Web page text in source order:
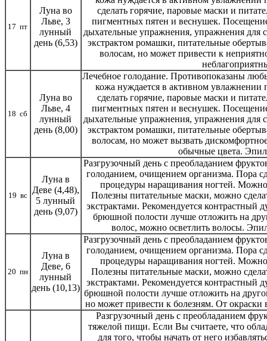
17 пт
Луна во
Льве, 3
лунный
день (6,53)
сделать горячие, паровые маски и
пигментных пятен и веснушек.
дыхательные упражнения, упражнения
экстрактом ромашки, питательные
волосам, но может привести к
18 сб
Луна во
Льве, 4
лунный
день (8,00)
Лечебное голодание. Противопоказаны
кожа нуждается в активном
сделать горячие, паровые маски и
пигментных пятен и веснушек.
дыхательные упражнения, упражнения
экстрактом ромашки, питательные
волосам, но может вызвать
обычные цвета.
19 вс
Луна в
Деве (4,48),
5 лунный
день (9,07)
Разгрузочный день с преобладанием
голоданием, очищением организма. Пора
процедуры наращивания ногтей.
Полезны питательные маски, можно
экстрактами. Рекомендуется
брюшной полости лучше отложить на
волос, можно осветлить волосы.
20 пн
Луна в
Деве, 6
лунный
день (10,13)
Разгрузочный день с преобладанием
голоданием, очищением организма. Пора
процедуры наращивания ногтей.
Полезны питательные маски, можно
экстрактами. Рекомендуется
брюшной полости лучше отложить на
но может привести к болезням. От окраски
Разгрузочный день с преобладанием
тяжелой пищи. Если Вы считаете, что
для того, чтобы начать от него